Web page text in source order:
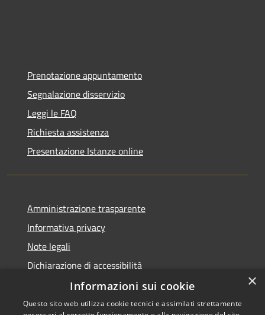
Prenotazione appuntamento
Segnalazione disservizio
Leggi le FAQ
Richiesta assistenza
Presentazione Istanze online
Amministrazione trasparente
Informativa privacy
Note legali
Dichiarazione di accessibilità
×
Informazioni sui cookie
Questo sito web utilizza cookie tecnici e assimilati strettamente